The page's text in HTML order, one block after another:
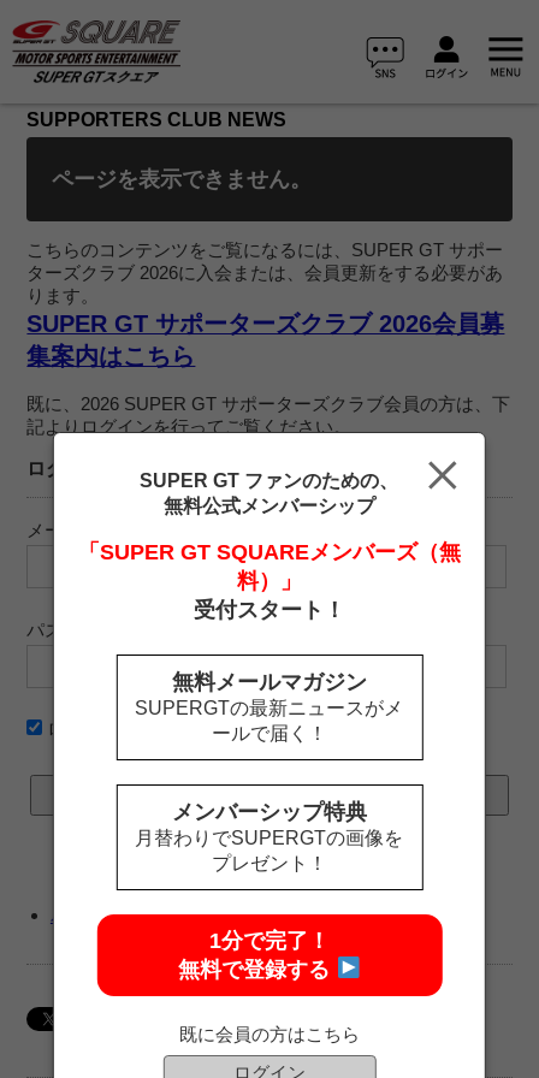
SUPPORTERS CLUB NEWS
ページを表示できません。
こちらのコンテンツをご覧になるには、SUPER GT サポー
ターズクラブ 2026に入会または、会員更新をする必要があ
ります。
SUPER GT サポーターズクラブ 2026会員募
集案内はこちら
既に、2026 SUPER GT サポーターズクラブ会員の方は、下
記よりログインを行ってご覧ください。
ログイン
メールアドレス
パスワード
ログイン情報を記憶
パスワードをお忘れですか ?
SUPER GT ファンのための、
無料公式メンバーシップ
「SUPER GT SQUAREメンバーズ（無
料）」
受付スタート！
無料メールマガジン
SUPERGTの最新ニュースがメ
ールで届く！
メンバーシップ特典
月替わりでSUPERGTの画像を
プレゼント！
1分で完了！
無料で登録する
既に会員の方はこちら
ログイン